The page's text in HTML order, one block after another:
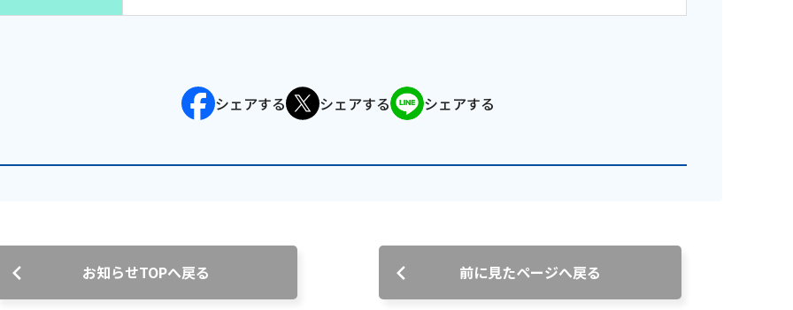
シェアする シェアする シェアする
お知らせTOPへ戻る 前に見たページへ戻る